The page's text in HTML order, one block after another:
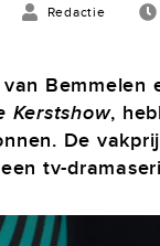
Redactie
van
Kerstshow,
De
tv-